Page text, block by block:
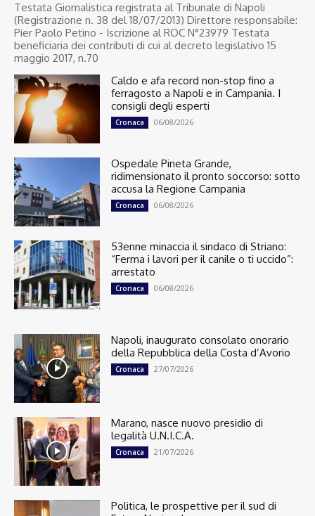
Testata Giornalistica registrata al Tribunale di Napoli
(Registrazione n. 38 del 18/07/2013) Direttore responsabile:
Pier Paolo Petino - Iscrizione al ROC N°23979 Testata
beneficiaria dei contributi di cui al decreto legislativo 15
maggio 2017, n.70
Caldo e afa record non-stop fino a
ferragosto a Napoli e in Campania. I
consigli degli esperti
Cronaca 06/08/2026
Ospedale Pineta Grande,
ridimensionato il pronto soccorso: sotto
accusa la Regione Campania
Cronaca 06/08/2026
53enne minaccia il sindaco di Striano:
“Ferma i lavori per il canile o ti uccido”:
arrestato
Cronaca 06/08/2026
Napoli, inaugurato consolato onorario
della Repubblica della Costa d’Avorio
Cronaca 27/07/2026
Marano, nasce nuovo presidio di
legalità U.N.I.C.A.
Cronaca 21/07/2026
Politica, le prospettive per il sud di